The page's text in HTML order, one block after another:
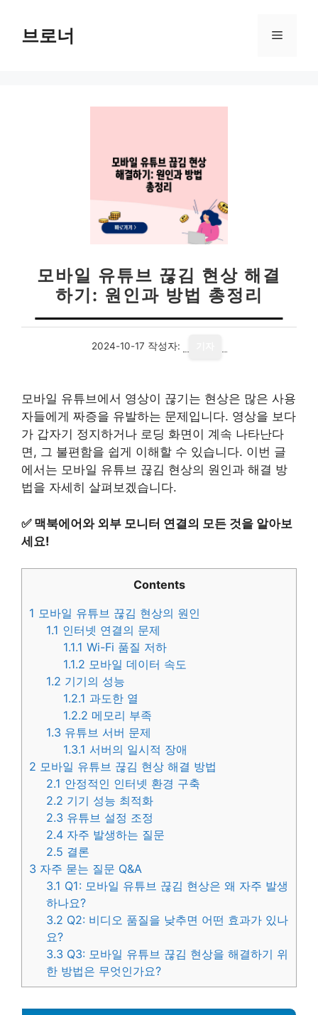
브로너 메
모바일 유튜브 끊김 현상 해결
하기: 원인과 방법 총정리
2024-10-17 작성자:
모바일 유튜브에서 영상이 끊기는 현상은 많은 사용
자들에게 짜증을 유발하는 문제입니다. 영상을 보다
가 갑자기 정지하거나 로딩 화면이 계속 나타난다
면, 그 불편함을 쉽게 이해할 수 있습니다. 이번 글
에서는 모바일 유튜브 끊김 현상의 원인과 해결 방
법을 자세히 살펴보겠습니다.
✅ 맥북에어와 외부 모니터 연결의 모든 것을 알아보
세요!
Contents
1 모바일 유튜브 끊김 현상의 원인
1.1 인터넷 연결의 문제
1.1.1 Wi-Fi 품질 저하
1.1.2 모바일 데이터 속도
1.2 기기의 성능
1.2.1 과도한 열
1.2.2 메모리 부족
1.3 유튜브 서버 문제
1.3.1 서버의 일시적 장애
2 모바일 유튜브 끊김 현상 해결 방법
2.1 안정적인 인터넷 환경 구축
2.2 기기 성능 최적화
2.3 유튜브 설정 조정
2.4 자주 발생하는 질문
2.5 결론
3 자주 묻는 질문 Q&A
3.1 Q1: 모바일 유튜브 끊김 현상은 왜 자주 발생
하나요?
3.2 Q2: 비디오 품질을 낮추면 어떤 효과가 있나
요?
3.3 Q3: 모바일 유튜브 끊김 현상을 해결하기 위
한 방법은 무엇인가요?